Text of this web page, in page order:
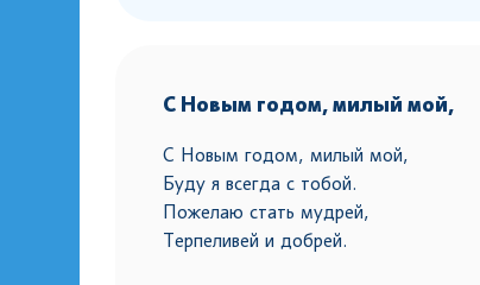
С Новым годом, милый мой,
С Новым годом, милый мой,
Буду я всегда с тобой.
Пожелаю стать мудрей,
Терпеливей и добрей.